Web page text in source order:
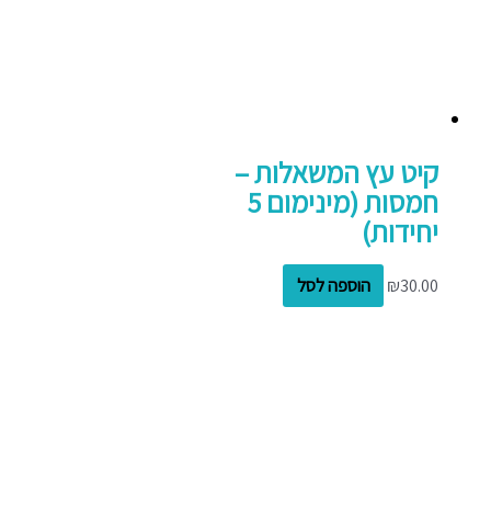
קיט עץ המשאלות –
חמסות (מינימום 5
יחידות)
₪30.00 הוספה לסל